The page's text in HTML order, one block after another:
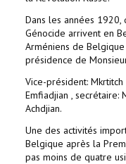
Dans les années
Génocide arrivent en
Arméniens de
présidence de
Vice-président:
Emfiadjian , secrétaire:
Achdjian.
Une des activités
Belgique après la
pas moins de quatre